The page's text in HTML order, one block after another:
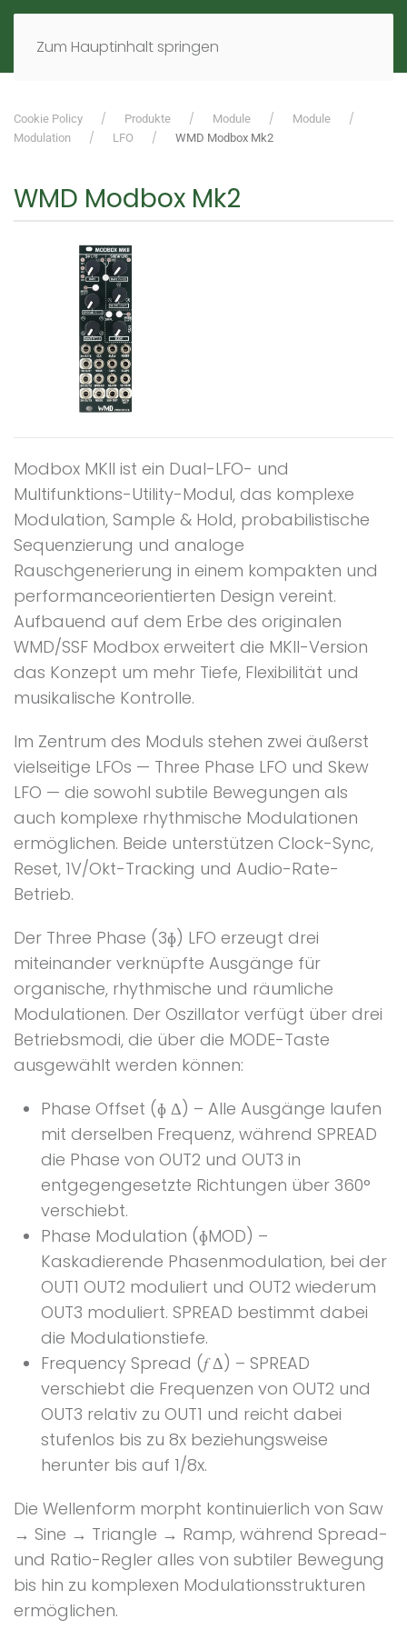
Zum Hauptinhalt springen
EN
Cookie Policy Produkte Module
Module
Modulation
LFO WMD Modbox Mk2
WMD Modbox Mk2
Modbox MKII ist ein Dual-LFO- und
Multifunktions-Utility-Modul, das komplexe
Modulation, Sample & Hold, probabilistische
Sequenzierung und analoge
Rauschgenerierung in einem kompakten und
performanceorientierten Design vereint.
Aufbauend auf dem Erbe des originalen
WMD/SSF Modbox erweitert die MKII-Version
das Konzept um mehr Tiefe, Flexibilität und
musikalische Kontrolle.
Im Zentrum des Moduls stehen zwei äußerst
vielseitige LFOs — Three Phase LFO und Skew
LFO — die sowohl subtile Bewegungen als
auch komplexe rhythmische Modulationen
ermöglichen. Beide unterstützen Clock-Sync,
Reset, 1V/Okt-Tracking und Audio-Rate-
Betrieb.
Der Three Phase (3ɸ) LFO erzeugt drei
miteinander verknüpfte Ausgänge für
organische, rhythmische und räumliche
Modulationen. Der Oszillator verfügt über drei
Betriebsmodi, die über die MODE-Taste
ausgewählt werden können:
Phase Offset (ɸ Δ) – Alle Ausgänge laufen
mit derselben Frequenz, während SPREAD
die Phase von OUT2 und OUT3 in
entgegengesetzte Richtungen über 360°
verschiebt.
Phase Modulation (ɸMOD) –
Kaskadierende Phasenmodulation, bei der
OUT1 OUT2 moduliert und OUT2 wiederum
OUT3 moduliert. SPREAD bestimmt dabei
die Modulationstiefe.
Frequency Spread (𝑓 Δ) – SPREAD
verschiebt die Frequenzen von OUT2 und
OUT3 relativ zu OUT1 und reicht dabei
stufenlos bis zu 8x beziehungsweise
herunter bis auf 1/8x.
Die Wellenform morpht kontinuierlich von Saw
→ Sine → Triangle → Ramp, während Spread-
und Ratio-Regler alles von subtiler Bewegung
bis hin zu komplexen Modulationsstrukturen
ermöglichen.